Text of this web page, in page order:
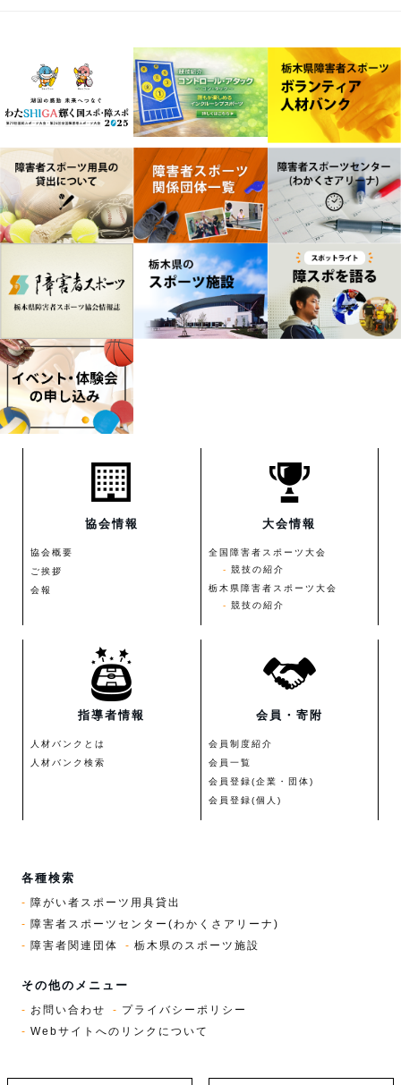
協会情報
協会概要
ご挨拶
会報
大会情報
全国障害者スポーツ大会
競技の紹介
栃木県障害者スポーツ大会
競技の紹介
指導者情報
人材バンクとは
人材バンク検索
会員・寄附
会員制度紹介
会員一覧
会員登録(企業・団体)
会員登録(個人)
各種検索
障がい者スポーツ用具貸出
障害者スポーツセンター(わかくさアリーナ)
障害者関連団体
栃木県のスポーツ施設
その他のメニュー
お問い合わせ
プライバシーポリシー
Webサイトへのリンクについて